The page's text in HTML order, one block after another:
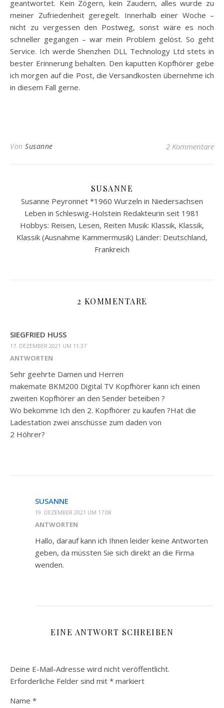
geantwortet. Kein Zögern, kein Zaudern, alles wurde zu
meiner Zufriedenheit geregelt. Innerhalb einer Woche –
nicht zu vergessen den Postweg, sonst wäre es noch
schneller gegangen – war mein Problem gelöst. So geht
Service. Ich werde Shenzhen DLL Technology Ltd stets in
bester Erinnerung behalten. Den kaputten Kopfhörer gebe
ich morgen auf die Post, die Versandkosten übernehme ich
in diesem Fall gerne.
Von Susanne 2 Kommentare
SUSANNE
Susanne Peyronnet *1960 Wurzeln in Niedersachsen
Leben in Schleswig-Holstein Redakteurin seit 1981
Hobbys: Reisen, Lesen, Reiten Musik: Klassik, Klassik,
Klassik (Ausnahme Kammermusik) Länder: Deutschland,
Frankreich
2 KOMMENTARE
SIEGFRIED HUSS
17. DEZEMBER 2021 UM 11:37
ANTWORTEN
Sehr geehrte Damen und Herren
makemate BKM200 Digital TV Kopfhörer kann ich einen
zweiten Kopfhörer an den Sender beteiben ?
Wo bekomme Ich den 2. Kopfhörer zu kaufen ?Hat die
Ladestation zwei anschüsse zum daden von
2 Höhrer?
SUSANNE
19. DEZEMBER 2021 UM 17:08
ANTWORTEN
Hallo, darauf kann ich Ihnen leider keine Antworten
geben, da müssten Sie sich direkt an die Firma
wenden.
EINE ANTWORT SCHREIBEN
Deine E-Mail-Adresse wird nicht veröffentlicht.
Erforderliche Felder sind mit * markiert
Name *